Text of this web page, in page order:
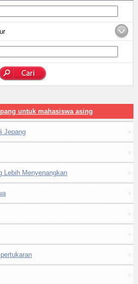
untuk mahasiswa asing
Jepang
Lebih Menyenangkan